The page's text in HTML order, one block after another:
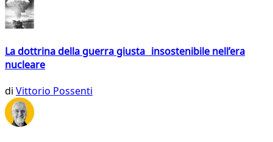
La dottrina della guerra giusta insostenibile nell’era
nucleare
di Vittorio Possenti